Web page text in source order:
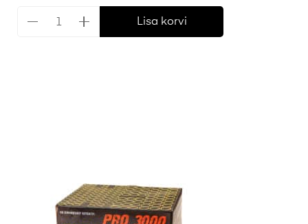
Lisa korvi